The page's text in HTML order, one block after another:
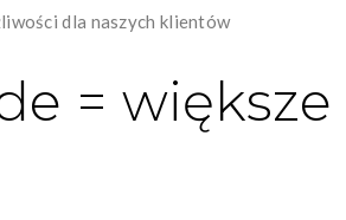
dla naszych klientów
=